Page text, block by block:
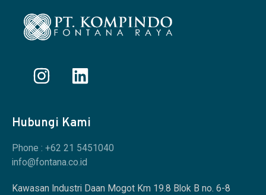
Hubungi Kami
Phone : +62 21 5451040
info@fontana.co.id
Kawasan Industri Daan Mogot Km 19.8 Blok B no. 6-8